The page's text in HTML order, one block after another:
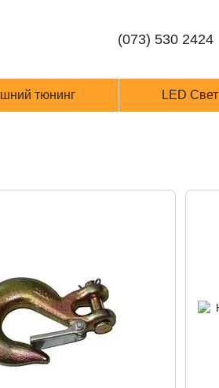
(073) 530 2424
тюнинг LED Cвет